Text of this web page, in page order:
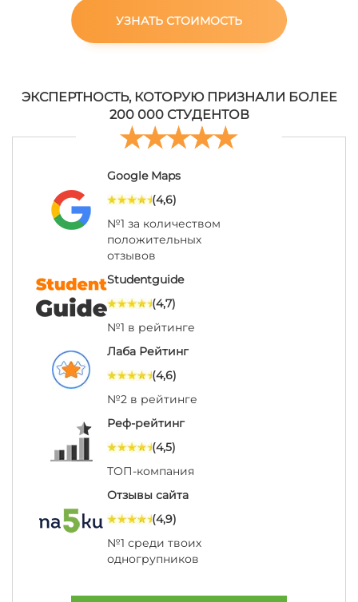
УЗНАТЬ СТОИМОСТЬ
ЭКСПЕРТНОСТЬ, КОТОРУЮ ПРИЗНАЛИ БОЛЕЕ
200 000 СТУДЕНТОВ
Google Maps
(4,6)
№1 за количеством
положительных
отзывов
Studentguide
(4,7)
№1 в рейтинге
Лаба Рейтинг
(4,6)
№2 в рейтинге
Реф-рейтинг
(4,5)
ТОП-компания
Отзывы сайта
(4,9)
№1 среди твоих
одногрупников